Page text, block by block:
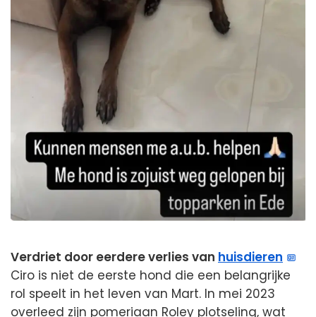
Verdriet door eerdere verlies van huisdieren
Ciro is niet de eerste hond die een belangrijke
rol speelt in het leven van Mart. In mei 2023
overleed zijn pomeriaan Roley plotseling, wat